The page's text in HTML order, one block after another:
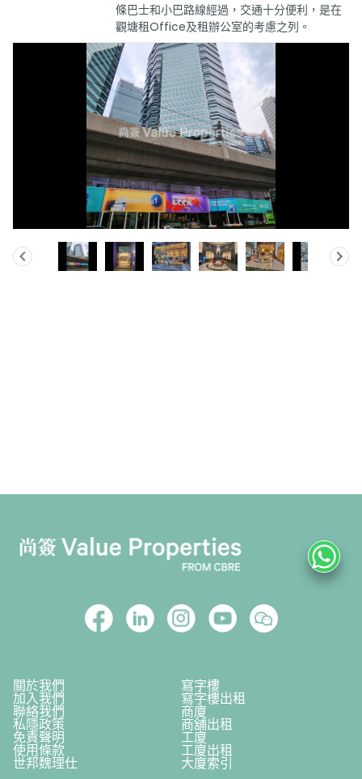
條巴士和小巴路線經過，交通十分便利，是在
觀塘租Office及租辦公室的考慮之列。
關於我們 寫字樓
加入我們 寫字樓出租
聯絡我們 商廈
私隱政策 商舖出租
免責聲明 工廈
使用條款 工廈出租
世邦魏理仕 大廈索引